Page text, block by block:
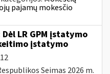
pajamų mokesčio
LR GPM įstatymo
įstatymo
Seimas 2026 m.